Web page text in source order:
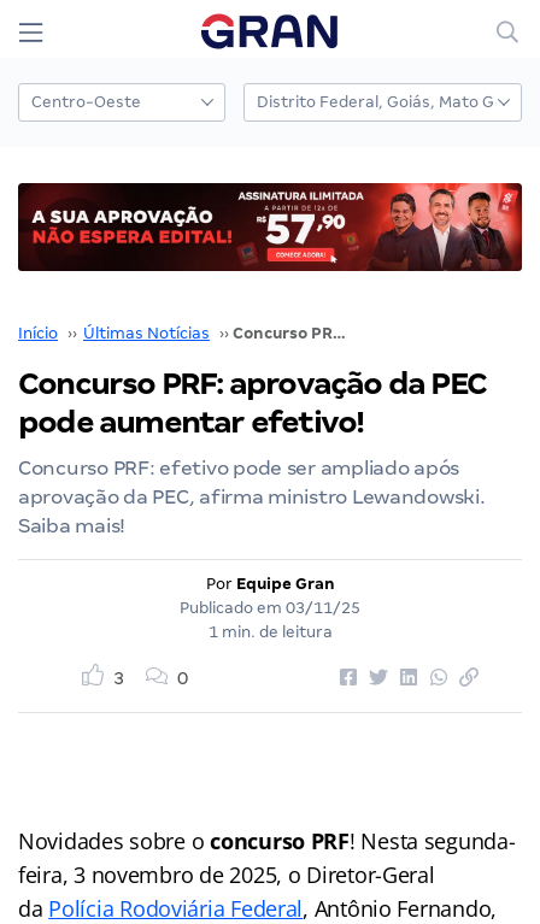
Início ›› Últimas Notícias ›› Concurso PRF: aprovação da PEC pode aumentar efetivo!
Concurso PRF: aprovação da PEC
pode aumentar efetivo!
Concurso PRF: efetivo pode ser ampliado após
aprovação da PEC, afirma ministro Lewandowski.
Saiba mais!
Por Equipe Gran
Publicado em 03/11/25
1 min. de leitura
3 0
Novidades sobre oconcurso PRF! Nesta segunda-
feira, 3 novembro de 2025, o Diretor-Geral
da Polícia Rodoviária Federal, Antônio Fernando,